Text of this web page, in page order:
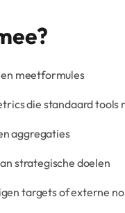
meetformules
die standaard tools
aggregaties
strategische doelen
targets of externe